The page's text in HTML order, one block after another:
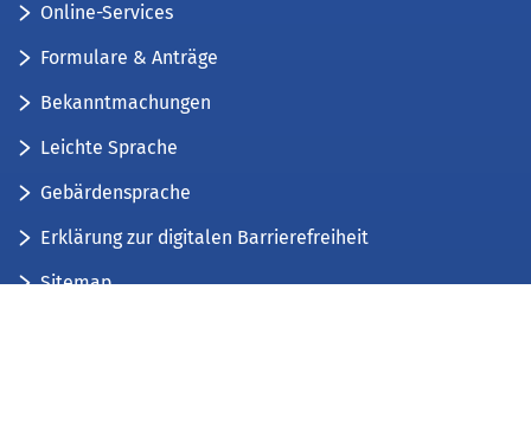
Online-Services
Formulare & Anträge
Bekanntmachungen
Leichte Sprache
Gebärdensprache
Erklärung zur digitalen Barrierefreiheit
Sitemap